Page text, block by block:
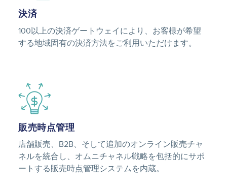
決済
100以上の決済ゲートウェイにより、お客様が希望
する地域固有の決済方法をご利用いただけます。
Image
販売時点管理
店舗販売、B2B、そして追加のオンライン販売チャ
ネルを統合し、オムニチャネル戦略を包括的にサポ
ートする販売時点管理システムを内蔵。